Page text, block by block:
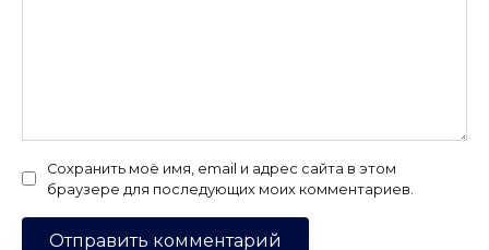
Сохранить моё имя, email и адрес сайта в этом
браузере для последующих моих комментариев.